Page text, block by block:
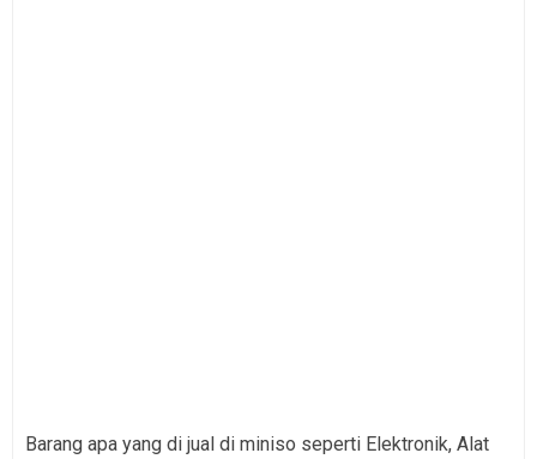
Barang apa yang di jual di miniso seperti Elektronik, Alat